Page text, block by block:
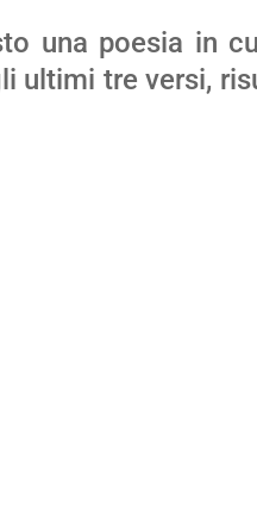
una poesia in
ultimi tre versi,